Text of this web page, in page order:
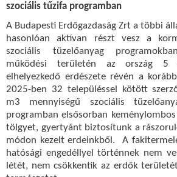
szociális tűzifa programban
A Budapesti Erdőgazdaság Zrt a többi
hasonlóan aktívan részt vesz a
szociális tüzelőanyag
működési területén az ország 5
elhelyezkedő erdészete révén a
2025-ben 32 településsel kötött
m3 mennyiségű szociális
programban elsősorban
tölgyet, gyertyánt biztosítunk a
módon kezelt erdeinkből. A
hatósági engedéllyel történnek nem
létét, nem csökkentik az erdők